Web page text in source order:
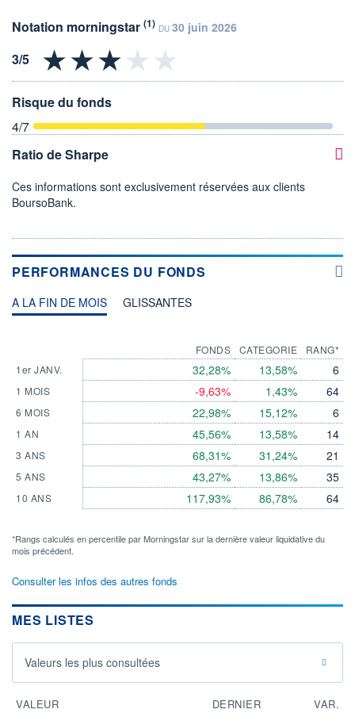
Notation morningstar (1) DU 30 juin 2026
Risque du fonds
4/7
Ratio de Sharpe
Ces informations sont exclusivement réservées aux clients
BoursoBank.
PERFORMANCES DU FONDS
A LA FIN DE MOIS GLISSANTES
1er JANV.
1 MOIS
6 MOIS
1 AN
3 ANS
5 ANS
10 ANS
FONDS
32,28%
-9,63%
22,98%
45,56%
68,31%
43,27%
117,93%
CATEGORIE
13,58%
1,43%
15,12%
13,58%
31,24%
13,86%
86,78%
RANG*
6
64
6
14
21
35
64
*Rangs calculés en percentile par Morningstar sur la dernière valeur liquidative du
mois précédent.
Consulter les infos des autres fonds
MES LISTES
Valeurs les plus consultées
VALEUR DERNIER
VAR.